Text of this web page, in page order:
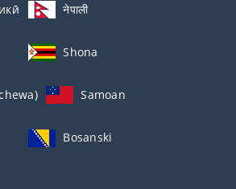
नेपाली
Shona
Samoan
Bosanski